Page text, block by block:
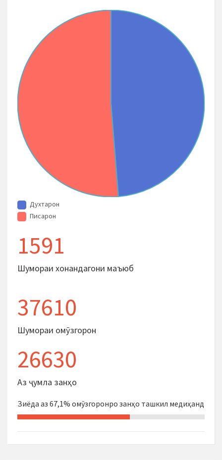
Духтарон
Писарон
1591
Шумораи хонандагони маъюб
37610
Шумораи омӯзгорон
26630
Аз ҷумла занҳо
Зиёда аз 67,1% омӯзгоронро занҳо ташкил медиҳанд